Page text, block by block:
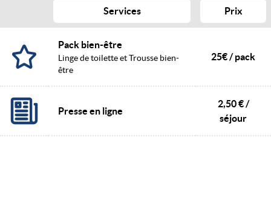
Services Prix
Pack bien-être
Linge de toilette et Trousse bien-
être
25€ / pack
Presse en ligne
2,50 € /
séjour